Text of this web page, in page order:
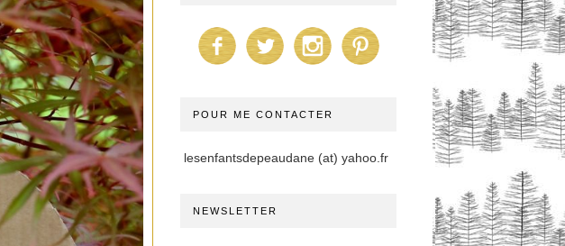
POUR ME CONTACTER
lesenfantsdepeaudane (at) yahoo.fr
NEWSLETTER